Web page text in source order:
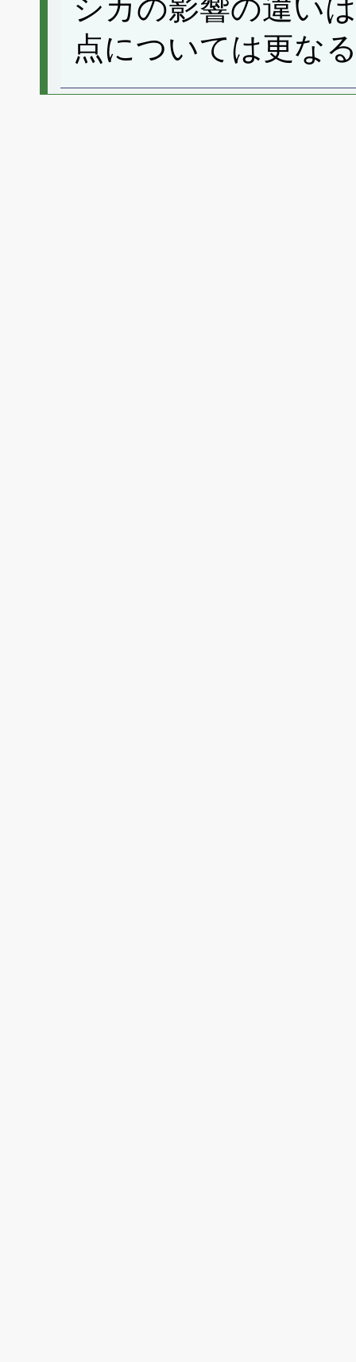
シカの影響の違い
点については更な